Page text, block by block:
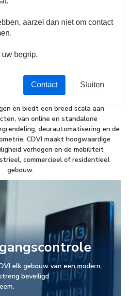
CDVI
fabrikant van geavanceerde
en biedt een breed scala aan
van online en standalone
deurautomatisering en de
CDVI maakt hoogwaardige
verhogen en de mobiliteit
commercieel of residentieel
gebouw.
elk gebouw van een modern,
beveiligd